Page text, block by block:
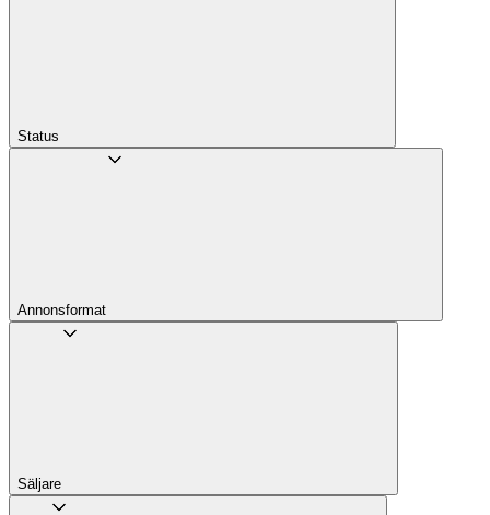
Status
Annons­format
Säljare